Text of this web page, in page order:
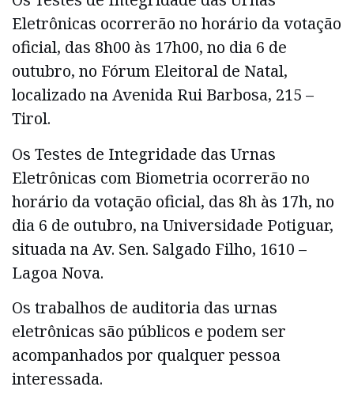
Eletrônicas ocorrerão no horário da votação
oficial, das 8h00 às 17h00, no dia 6 de
outubro, no Fórum Eleitoral de Natal,
localizado na Avenida Rui Barbosa, 215 –
Tirol.
Os Testes de Integridade das Urnas
Eletrônicas com Biometria ocorrerão no
horário da votação oficial, das 8h às 17h, no
dia 6 de outubro, na Universidade Potiguar,
situada na Av. Sen. Salgado Filho, 1610 –
Lagoa Nova.
Os trabalhos de auditoria das urnas
eletrônicas são públicos e podem ser
acompanhados por qualquer pessoa
interessada.